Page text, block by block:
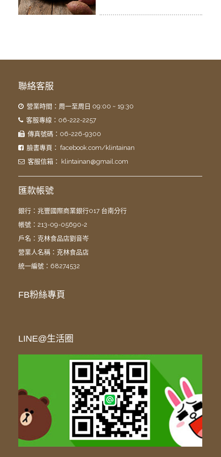
聯絡客服
營業時間：周一至周日 09:00 ~ 19:30
客服專線：06-222-2257
傳真號碼：06-226-9300
臉書專頁：facebook.com/klintainan
客服信箱：
klintainan@gmail.com
匯款帳號
銀行：兆豐國際商業銀行017 台南分行
帳號：213-09-05690-2
戶名：克林食品店劉音岑
營業人名稱：克林食品店
統一編號：68274532
FB粉絲專頁
LINE@生活圈